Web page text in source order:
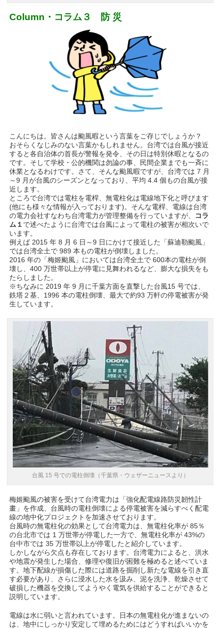
Column・コラム３ 防 災
こんにちは。皆さんは颱風暇という言葉をご存じでしょうか？
おそらくなじみのない言葉かもしれません。台湾では台風が接近
すると各自治体の首長が警報を発令、その日は特別休暇となるの
です。そして学校・公的機関は勿論の事、民間企業までも一斉に
休業となるわけです。さて、そんな颱風暇ですが、台湾では 7 月
～9 月が台風のシーズンとなっており、平均 4.4 個もの台風が接
近します。
ところで台湾では電柱を電桿、無電柱化は電線地下化と呼びます
(他にも様々な情報が入っております)。そんな電桿、電線は台湾
の電力会社すなわち台湾電力が管理整備を行っていますが、 コラ
ム１ で述べたように台湾では台風によって電柱の被害が相次いで
います。
例えば 2015 年 8 月 6 日～9 日にかけて接近した「蘇迪勒颱風」
では台湾全土で 989 本もの電柱が倒壊しました。
2016 年の「梅姬颱風」においては台湾全土で 600本の電柱が倒
壊し、400 万世帯以上が停電に見舞われるなど、膨大な損失をも
たらしました。
※ちなみに 2019 年 9 月に千葉方面を直撃した台風15 号では、
鉄塔２基、1996 本の電柱倒壊、最大で約93 万軒の停電被害が発
生しています。
台風 15 号での電柱倒壊（千葉県・ウェザーニュースより）
梅姬颱風の被害を受けて台湾電力は「強化配電線路防災韌性計
畫」を作成、台風時の電柱倒壊による停電被害を減らすべく配電
線の地中化プロジェクトを加速させております。
台風時の無電柱化の効果として台湾電力は、無電柱化率が 85％
の台北市では 1 万世帯が停電した一方で、無電柱化率が 43%の
台中市では 35 万世帯以上が停電したと紹介しています。
しかしながら欠点も存在しております。台湾電力によると、洪水
や地震が発生した場合、修理や復旧が困難を極めると述べていま
す。地下配線が損傷した際には道路を掘削し新たな電線を引き直
す必要があり、さらに浸水した水を汲み、泥を洗浄、乾燥させて
破損した機器を交換してようやく電気を供給することができると
説明しています。
電線は水に弱いと言われています。日本の無電柱化が進まないの
は、地中にしっかり安定して埋めるためにはどうすればいいかを